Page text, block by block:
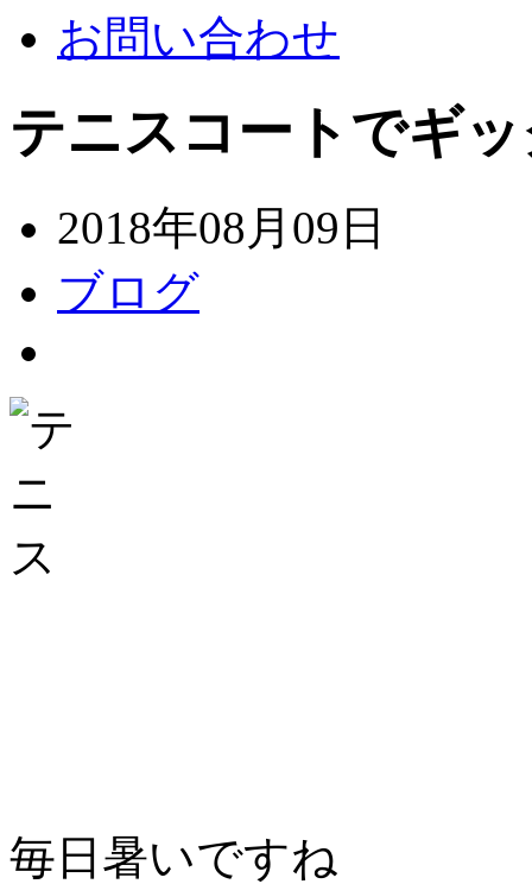
お問い合わせ
テニスコートでギ
2018年08月09日
ブログ
毎日暑いですね